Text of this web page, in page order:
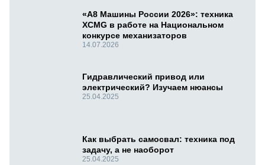
«А8 Машины России 2026»: техника
XCMG в работе на Национальном
конкурсе механизаторов
14.07.2026
Гидравлический привод или
электрический? Изучаем нюансы
25.04.2025
Как выбрать самосвал: техника под
задачу, а не наоборот
25.04.2025